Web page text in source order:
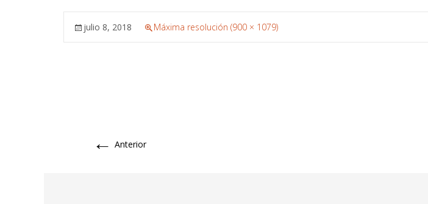
julio 8, 2018 Máxima resolución (900 × 1079)
← Anterior